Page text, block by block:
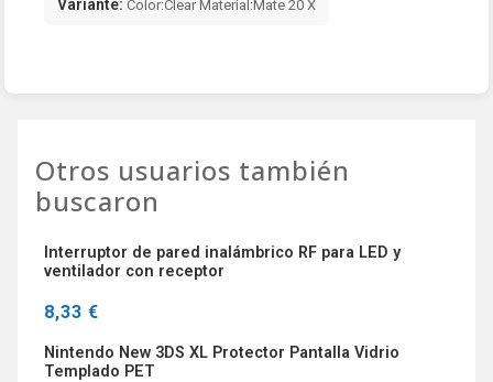
Variante: Color:Clear Material:Mate 20 X
Otros usuarios también
buscaron
Interruptor de pared inalámbrico RF para LED y
ventilador con receptor
8,33 €
Nintendo New 3DS XL Protector Pantalla Vidrio
Templado PET